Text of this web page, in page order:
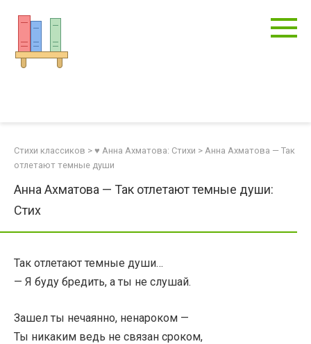
контенту
Стихи классиков > ♥ Анна Ахматова: Стихи > Анна Ахматова — Так
отлетают темные души
Анна Ахматова — Так отлетают темные души:
Стих
Так отлетают темные души…
— Я буду бредить, а ты не слушай.
Зашел ты нечаянно, ненароком —
Ты никаким ведь не связан сроком,